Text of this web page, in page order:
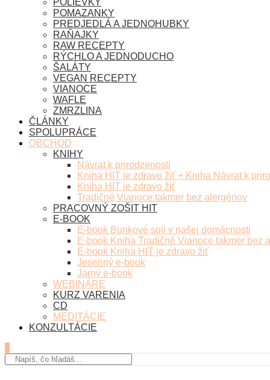
POLIEVKY
POMAZANKY
PREDJEDLÁ A JEDNOHUBKY
RAŇAJKY
RAW RECEPTY
RÝCHLO A JEDNODUCHO
ŠALÁTY
VEGAN RECEPTY
VIANOCE
WAFLE
ZMRZLINA
ČLÁNKY
SPOLUPRÁCE
OBCHOD
KNIHY
Návrat k prirodzenosti
Kniha HIT je zdravo žiť + Kniha Návrat k
Kniha HIT je zdravo žiť
Tradičné Vianoce takmer bez alergénov
PRACOVNÝ ZOŠIT HIT
E-BOOK
E-book Bunkové soli v našej domácnosti
E-book Kniha Tradičné Vianoce takmer bez
E-book Kniha HIT je zdravo žiť
Jesenný e-book
Jarný e-book
WEBINÁRE
KURZ VARENIA
CD
MEDITÁCIE
KONZULTÁCIE